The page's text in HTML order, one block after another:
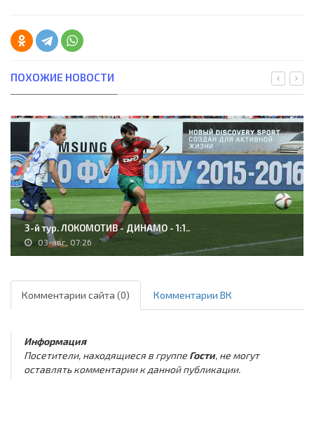
ПОХОЖИЕ НОВОСТИ
3-й тур. ЛОКОМОТИВ - ДИНАМО - 1:1..
03-авг, 07:26
Комментарии сайта (0) Комментарии ВК
Информация
Посетители, находящиеся в группе Гости, не могут
оставлять комментарии к данной публикации.